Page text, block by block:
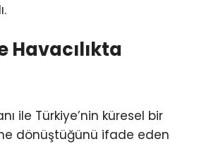
Havacılıkta
ile Türkiye’nin küresel bir
dönüştüğünü ifade eden